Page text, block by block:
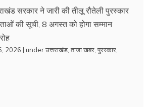
सरकार ने जारी की तीलू रौतेली पुरस्कार
की सूची, 8 अगस्त को होगा सम्मान
2026 | underउत्तराखंड ताजा खबर पुरस्कार